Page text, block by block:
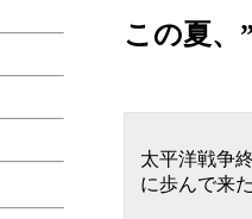
この夏
太平洋戦争
に歩んで来